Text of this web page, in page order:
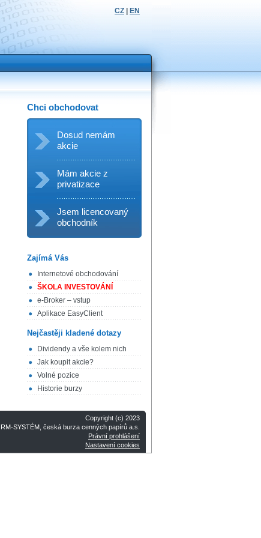
CZ EN
Chci obchodovat
Dosud nemám
akcie
Mám akcie z
privatizace
Jsem licencovaný
obchodník
Zajímá Vás
Internetové obchodování
ŠKOLA INVESTOVÁNÍ
e-Broker – vstup
Aplikace EasyClient
Nejčastěji kladené dotazy
Dividendy a vše kolem nich
Jak koupit akcie?
Volné pozice
Historie burzy
Copyright (c) 2023
RM-SYSTÉM, česká burza cenných papírů a.s.
Právní prohlášení
Nastavení cookies